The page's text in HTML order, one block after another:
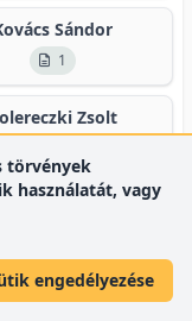
Sándor
1
Zsolt
törvények
használatát, vagy
engedélyezése